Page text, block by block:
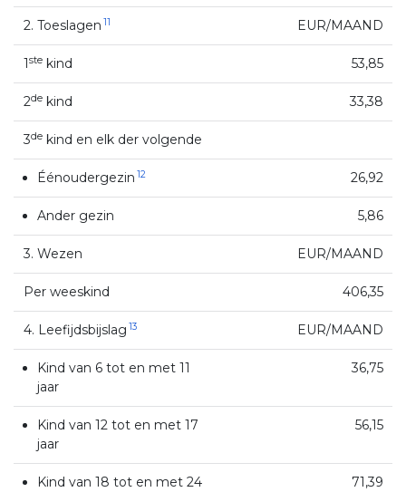
2. Toeslagen 11 EUR/MAAND
1stekind 53,85
2dekind 33,38
3dekind en elk der volgende
Éénoudergezin 12 26,92
Ander gezin 5,86
3. Wezen EUR/MAAND
Per weeskind 406,35
4. Leefijdsbijslag 13 EUR/MAAND
Kind van 6 tot en met 11
jaar
36,75
Kind van 12 tot en met 17
jaar
56,15
Kind van 18 tot en met 24
71,39